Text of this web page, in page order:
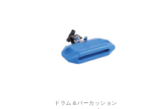
ドラム＆パーカッション